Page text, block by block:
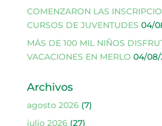
COMENZARON LAS
CURSOS DE JUVENTUDES 04/
MÁS DE 100 MIL NIÑOS
VACACIONES EN MERLO 04/08/
Archivos
agosto 2026(7)
julio 2026(27)